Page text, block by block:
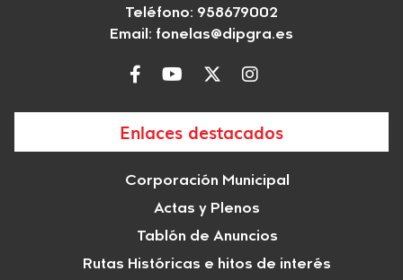
Teléfono: 958679002
Email: fonelas@dipgra.es
Enlaces destacados
Corporación Municipal
Actas y Plenos
Tablón de Anuncios
Rutas Históricas e hitos de interés